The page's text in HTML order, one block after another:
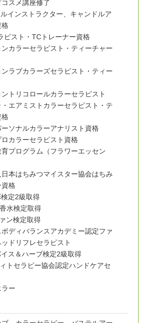
スメ講座修了
インストラクター、キャンドルア
格
ピスト・TCトレーナー資格
カラーセラピスト・ティーチャー
ラブカラーズセラピスト・ティー
トリコロールカラーセラピスト
エアミストカラーセラピスト・テ
格
ソナルカラーアナリスト資格
カラーセラピスト資格
プログラム（フラワーエッセン
本はちみつマイスター協会はちみ
格
定2級取得
水検定取得
ン検定取得
ディバランスアカデミー認定ファ
ドリフレセラピスト
ス＆ハーブ検定2級取得
トセラピー協会認定ハンドケアセ
ー